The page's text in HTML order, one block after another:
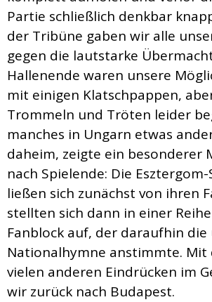
Partie schließlich denkbar
der Tribüne gaben wir alle
gegen die lautstarke
Hallenende waren unsere
mit einigen Klatschpappen,
Trommeln und Tröten leider
manches in Ungarn etwas
daheim, zeigte ein besonderer
nach Spielende: Die
ließen sich zunächst von ihren
stellten sich dann in einer
Fanblock auf, der daraufhin die
Nationalhymne anstimmte. Mit
vielen anderen Eindrücken im
wir zurück nach Budapest.